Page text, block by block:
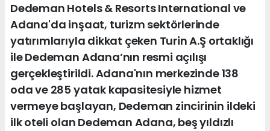
Dedeman Hotels & Resorts International ve
Adana'da inşaat, turizm sektörlerinde
yatırımlarıyla dikkat çeken Turin A.Ş ortaklığı
ile Dedeman Adana’nın resmi açılışı
gerçekleştirildi. Adana'nın merkezinde 138
oda ve 285 yatak kapasitesiyle hizmet
vermeye başlayan, Dedeman zincirinin ildeki
ilk oteli olan Dedeman Adana, beş yıldızlı